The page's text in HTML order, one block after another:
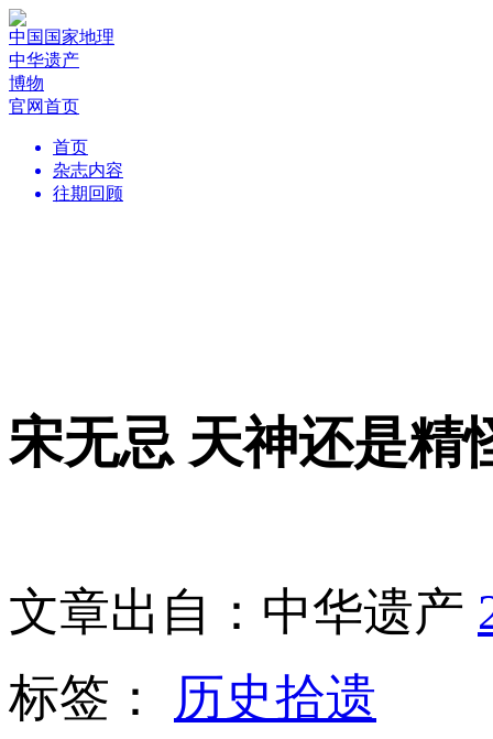
中国国家地理
中华遗产
博物
官网首页
首页
杂志内容
往期回顾
宋无忌 天神还是精
文章出自：中华遗产
标签： 历史拾遗